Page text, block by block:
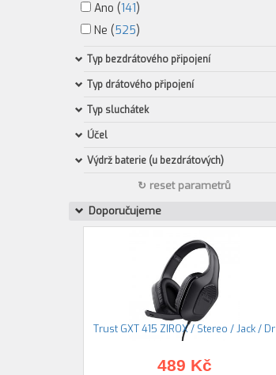
Ano (141)
Ne (525)
Typ bezdrátového připojení
Typ drátového připojení
Typ sluchátek
Účel
Výdrž baterie (u bezdrátových)
↻ reset parametrů
Doporučujeme
Trust GXT 415 ZIROX / Stereo / Jack / Dr
489 Kč